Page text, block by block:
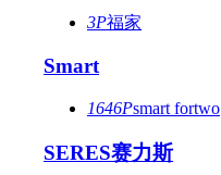
3P福家
Smart
1646Psmart fortwo
SERES赛力斯